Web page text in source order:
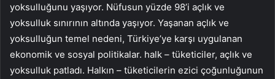
yoksulluğunu yaşıyor. Nüfusun yüzde 98’i açlık ve
yoksulluk sınırının altında yaşıyor. Yaşanan açlık ve
yoksulluğun temel nedeni, Türkiye’ye karşı uygulanan
ekonomik ve sosyal politikalar. halk – tüketiciler, açlık ve
yoksulluk patladı. Halkın – tüketicilerin ezici çoğunluğunun